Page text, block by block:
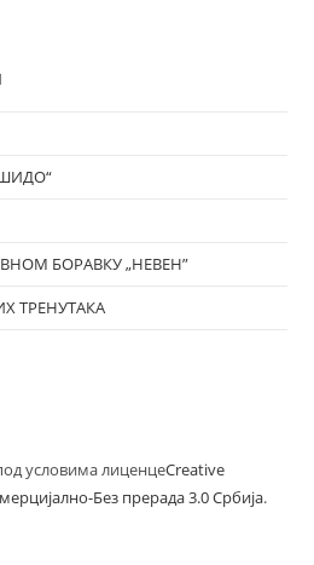
БОРАВКУ „НЕВЕН”
ТРЕНУТАКА
условима лиценцеCreative
Без прерада 3.0 Србија.